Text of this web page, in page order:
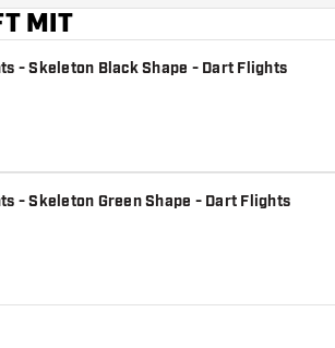
MIT
- Skeleton Black Shape - Dart Flights
- Skeleton Green Shape - Dart Flights